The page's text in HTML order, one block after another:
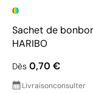
Sachet de
HARIBO
Dès 0,70 €
Livraisonconsulter